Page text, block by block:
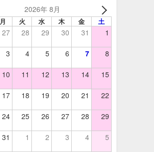
2026年 8月
月 火 水 木 金 土
27 28 29 30 31 1
3 4 5 6 7 8
10 11 12 13 14 15
17 18 19 20 21 22
24 25 26 27 28 29
31 1 2 3 4 5